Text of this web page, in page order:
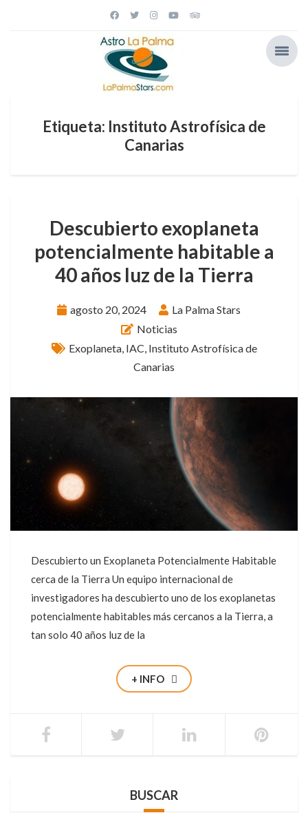
Etiqueta: Instituto Astrofísica de
Canarias
Descubierto exoplaneta
potencialmente habitable a
40 años luz de la Tierra
agosto 20, 2024
La Palma Stars
Noticias
Exoplaneta, IAC, Instituto Astrofísica de
Canarias
Descubierto un Exoplaneta Potencialmente Habitable
cerca de la Tierra Un equipo internacional de
investigadores ha descubierto uno de los exoplanetas
potencialmente habitables más cercanos a la Tierra, a
tan solo 40 años luz de la
+ INFO
BUSCAR